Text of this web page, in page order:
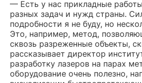
— Есть у нас прикладные
разных задач и нужд страны.
подробности я не буду, но
Это, например, метод,
сквозь разреженные объекты,
рассказывает директор
разработку лазеров на парах
оборудование очень полезно,